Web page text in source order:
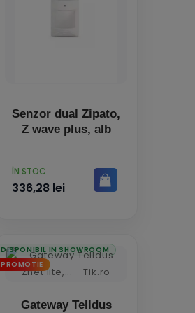
Senzor dual Zipato,
Z wave plus, alb
PRET
ÎN STOC
336,28 lei
DISPONIBIL IN SHOWROOM
PROMOTIE
Gateway Telldus